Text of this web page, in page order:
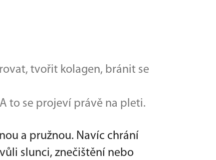
tvořit kolagen, bránit se
to se projeví právě na pleti.
a pružnou. Navíc chrání
slunci, znečištění nebo